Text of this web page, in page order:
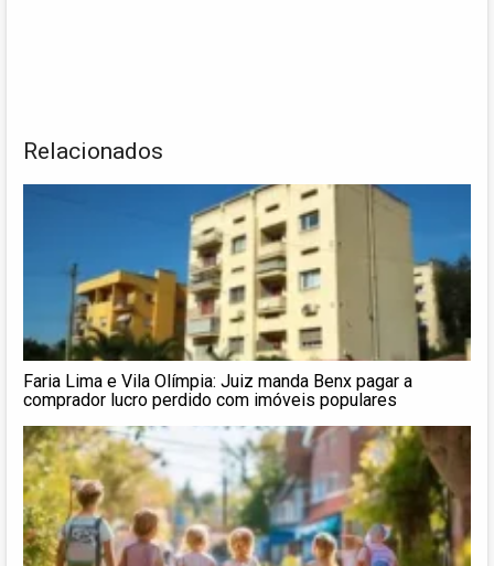
Relacionados
Faria Lima e Vila Olímpia: Juiz manda Benx pagar a
comprador lucro perdido com imóveis populares